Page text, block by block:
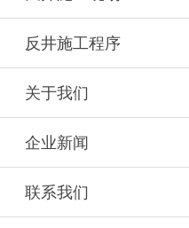
反井施工程序
关于我们
企业新闻
联系我们